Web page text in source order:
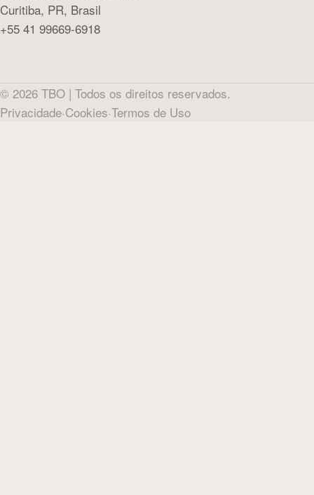
Curitiba, PR, Brasil
+55 41 99669-6918
© 2026 TBO | Todos os direitos reservados.
Privacidade·Cookies·Termos de Uso